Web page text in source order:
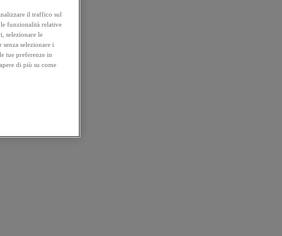
il traffico sul
funzionalità relative
selezionare le
selezionare i
tue preferenze in
di più su come